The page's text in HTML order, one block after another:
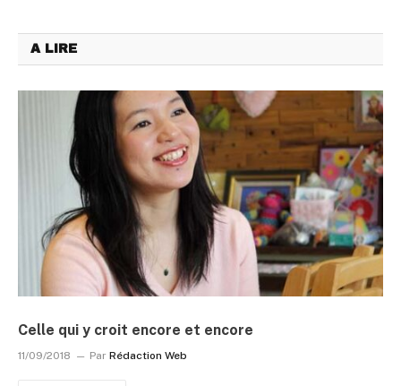
A LIRE
Celle qui y croit encore et encore
11/09/2018 Par Rédaction Web